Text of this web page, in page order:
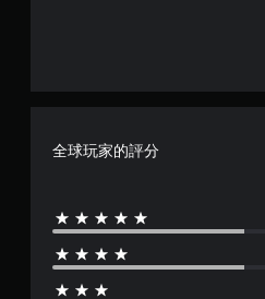
全球玩家的評分